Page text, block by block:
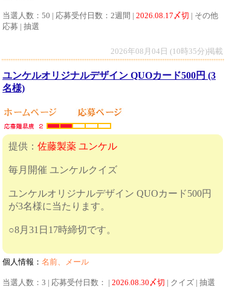
当選人数：50 | 応募受付日数：2週間 | 2026.08.17〆切 | その他
応募 | 抽選
2026年08月04日 (10時35分)掲載
ユンケルオリジナルデザイン QUOカード500円 (3
名様)
提供： 佐藤製薬 ユンケル
毎月開催 ユンケルクイズ
ユンケルオリジナルデザイン QUOカード500円
が3名様に当たります。
○8月31日17時締切です。
個人情報： 名前、メール
当選人数：3 | 応募受付日数： | 2026.08.30〆切 | クイズ | 抽選